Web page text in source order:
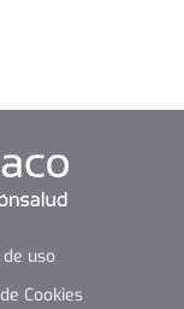
uso
Cookies